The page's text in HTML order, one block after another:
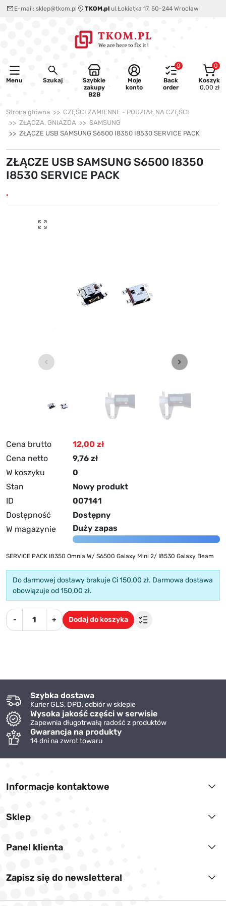
E-mail: sklep@tkom.pl TKOM.pl ul.Łokietka 17, 50-244 Wrocław
Menu Szukaj
Szybkie
zakupy
B2B
Moje
konto
0
Back
order
0
Koszyk
0,00 zł
Strona główna
CZĘŚCI ZAMIENNE - PODZIAŁ NA CZĘŚCI
ZŁĄCZA, GNIAZDA
SAMSUNG
ZŁĄCZE USB SAMSUNG S6500 I8350 I8530 SERVICE PACK
ZŁĄCZE USB SAMSUNG S6500 I8350
I8530 SERVICE PACK
.
Poprzedni Następny
Cena brutto
12,00 zł
Cena netto
9,76 zł
W koszyku
0
Stan
Nowy produkt
ID
007141
Dostępność
Dostępny
W magazynie
Duży zapas
SERVICE PACK I8350 Omnia W/ S6500 Galaxy Mini 2/ I8530 Galaxy Beam
Do darmowej dostawy brakuje Ci 150,00 zł. Darmowa dostawa
obowiązuje od 150,00 zł.
- + Dodaj do koszyka
Szybka dostawa
Kurier GLS, DPD, odbiór w sklepie
Wysoka jakość części w serwisie
Zapewnia długotrwałą radość z produktów
Gwarancja na produkty
14 dni na zwrot towaru
Informacje kontaktowe
Sklep
Panel klienta
Zapisz się do newslettera!